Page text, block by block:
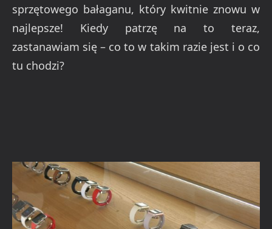
sprzętowego bałaganu, który kwitnie znowu w
najlepsze! Kiedy patrzę na to teraz,
zastanawiam się – co to w takim razie jest i o co
tu chodzi?